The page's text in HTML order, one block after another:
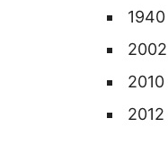
1940
2012